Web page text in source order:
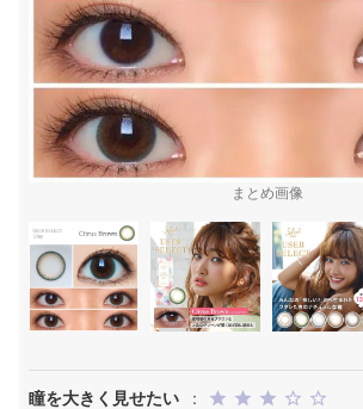
まとめ画像
瞳を大きく見せたい
：